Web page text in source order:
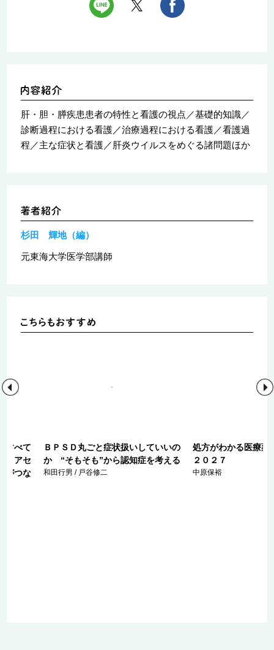
肝・胆・膵疾患患者の特性と看護の視点／基礎的知識／
診断過程における看護／治療過程における看護／看護過
程／主な症状と看護／肝炎ウイルスをめぐる諸問題ほか
杉田 輝地（編）
元東海大学医学部講師
すべて
・アセ
がつな
ＢＰＳＤ丸ごと症状扱いしていいの
か “そもそも”から認知症を考える
和田行男 / 戸谷修二
処方がわかる医療薬
２０２７
中原保裕